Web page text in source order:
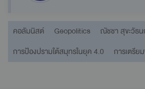
คอลัมนิสต์ Geopolitics ณัชชา สุขะวัธ
การป้องปรามใต้สมุทรในยุค 4.0
การเตรีย